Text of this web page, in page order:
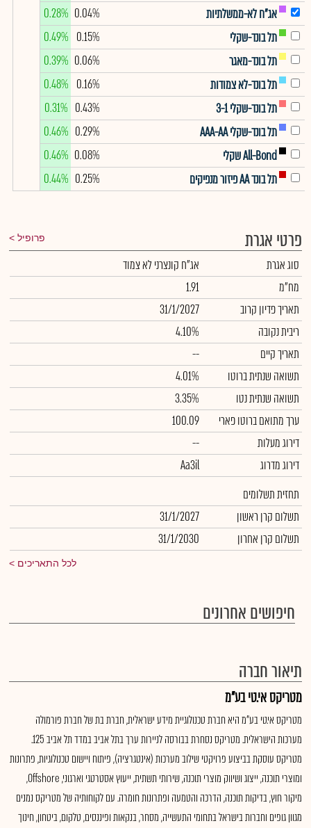
אג"ח לא-ממשלתיות
0.04%
0.28%
תל בונד-שקלי
0.15%
0.49%
תל בונד-מאגר
0.06%
0.39%
תל בונד-לא צמודות
0.16%
0.48%
תל בונד-שקלי 3-1
0.43%
0.31%
תל בונד-שקלי AAA-AA
0.29%
0.46%
All-Bond שקלי
0.08%
0.46%
תל בונד AA פיזור מנפיקים
0.25%
0.44%
פרטי אגרת פרופיל
סוג אגרת
אג"ח קונצרני לא צמוד
מח"מ
1.91
תאריך פדיון קרוב
31/1/2027
ריבית נקובה
4.10%
תאריך קיים
--
תשואה שנתית ברוטו
4.01%
תשואה שנתית נטו
3.35%
ערך מתואם ברוטו פארי
100.09
דירוג מעלות
--
דירוג מדרוג
Aa3il
תחזית תשלומים
תשלום קרן ראשון
31/1/2027
תשלום קרן אחרון
31/1/2030
לכל התאריכים
חיפושים אחרונים
תיאור חברה
מטריקס אי.טי בע"מ
מטריקס אי.טי בע"מ היא חברת טכנולוגיית מידע ישראלית, חברת בת של חברת פורמולה
מערכות הישראלית. מטריקס נסחרת בבורסה לניירות ערך בתל אביב במדד תל אביב 125.
מטריקס עוסקת בביצוע פרויקטי שילוב מערכות (אינטגרציה), פיתוח ויישום טכנולוגיות, פתרונות
ומוצרי תוכנה, ייצוג ושיווק מוצרי תוכנה, שירותי תשתית, ייעוץ אסטרטגי וארגוני, Offshore,
מיקור חוץ, בדיקות תוכנה, הדרכה והטמעה ופתרונות חומרה. עם לקוחותיה של מטריקס נמנים
מגוון גופים וחברות בישראל בתחומי התעשייה, מסחר, בנקאות ופיננסים, טלקום, ביטחון, חינוך